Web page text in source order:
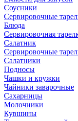
Соусники
Сервировочные
Блюда
Сервировочная
Салатник
Сервировочные
Салатники
Подносы
Чашки и кружки
Чайники заварочные
Сахарницы
Молочники
Кувшины